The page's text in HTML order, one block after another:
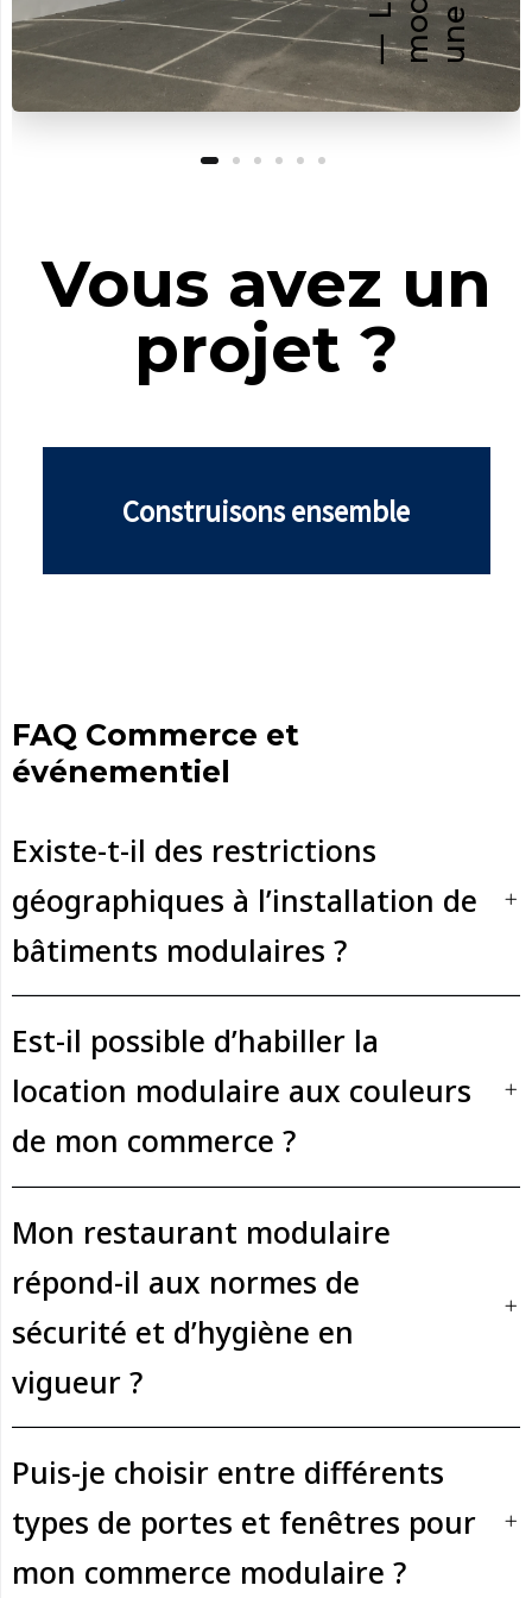
Vous avez un
projet ?
Construisons ensemble
FAQ Commerce et
événementiel
Existe-t-il des restrictions
géographiques à l’installation de
bâtiments modulaires ?
Est-il possible d’habiller la
location modulaire aux couleurs
de mon commerce ?
Mon restaurant modulaire
répond-il aux normes de
sécurité et d’hygiène en
vigueur ?
Puis-je choisir entre différents
types de portes et fenêtres pour
mon commerce modulaire ?